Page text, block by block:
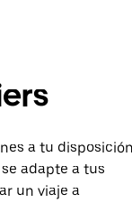
a tu
adapte a tus
un viaje a